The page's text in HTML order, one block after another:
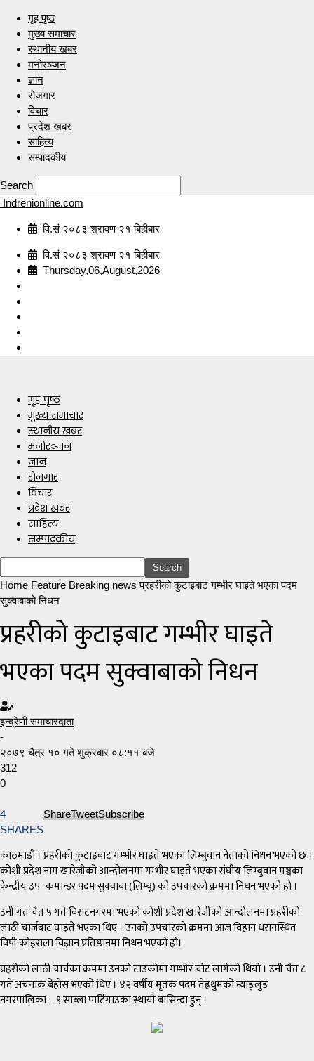
गृह पृष्ठ
मुख्य समाचार
स्थानीय खबर
मनोरञ्जन
ज्ञान
रोजगार
विचार
प्रदेश खबर
साहित्य
सम्पादकीय
Search
Indrenionline.com
वि.सं २०८३ श्रावण २१ बिहीबार
वि.सं २०८३ श्रावण २१ बिहीबार
Thursday,06,August,2026
गृह पृष्ठ
मुख्य समाचार
स्थानीय खबर
मनोरञ्जन
ज्ञान
रोजगार
विचार
प्रदेश खबर
साहित्य
सम्पादकीय
Home Feature Breaking news प्रहरीको कुटाइबाट गम्भीर घाइते भएका पदम
सुक्वाबाको निधन
प्रहरीको कुटाइबाट गम्भीर घाइते
भएका पदम सुक्वाबाको निधन
इन्द्रेणी समाचारदाता
-
२०७९ चैत्र १० गते शुक्रबार ०८:११ बजे
312
0
4
SHARES
ShareTweetSubscribe
काठमाडौं । प्रहरीको कुटाइबाट गम्भीर घाइते भएका लिम्बुवान नेताको निधन भएको छ ।
कोशी प्रदेश नाम खारेजीको आन्दोलनमा गम्भीर घाइते भएका संघीय लिम्बुवान मञ्चका
केन्द्रीय उप–कमान्डर पदम सुक्वाबा (लिम्बू) को उपचारको क्रममा निधन भएको हो ।
उनी गत चैत ५ गते विराटनगरमा भएको कोशी प्रदेश खारेजीको आन्दोलनमा प्रहरीको
लाठी चार्जबाट घाइते भएका थिए । उनको उपचारको क्रममा आज विहान धरानस्थित
विपी कोइराला विज्ञान प्रतिष्ठानमा निधन भएको हो।
प्रहरीको लाठी चार्चका क्रममा उनको टाउकोमा गम्भीर चोट लागेको थियो । उनी चैत ८
गते अचनाक बेहोस भएको थिए । ४२ वर्षीय मृतक पदम तेह्रथुमको म्याङ्लुङ
नगरपालिका – ९ साब्ला पार्टिगाउका स्थायी बासिन्दा हुन् ।